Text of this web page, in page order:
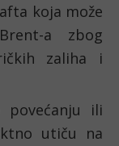
koja može
a zbog
zaliha i
ili
utiču na